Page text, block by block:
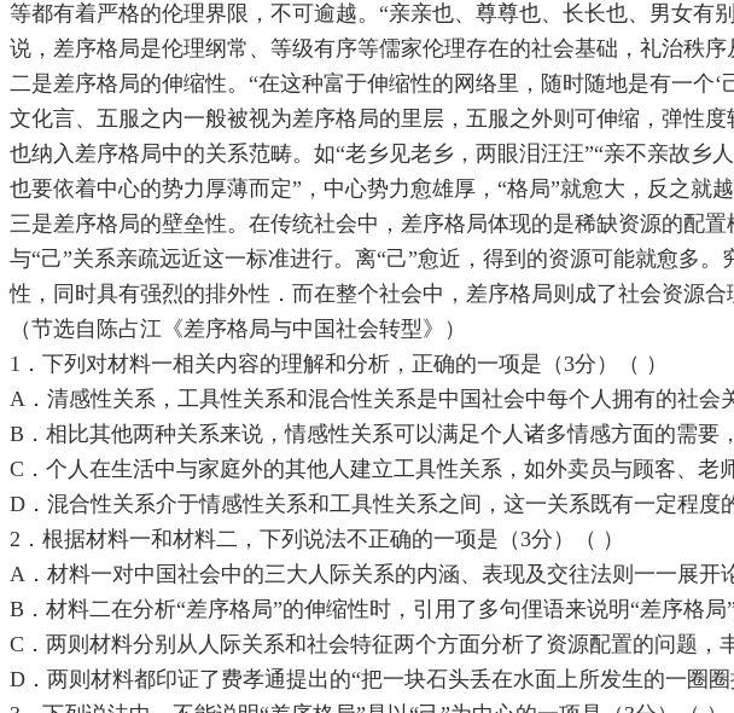
等都有着严格的伦理界限，不可逾越。“亲亲也、尊尊也、长长也、男女
说，差序格局是伦理纲常、等级有序等儒家伦理存在的社会基础，礼治秩
二是差序格局的伸缩性。“在这种富于伸缩性的网络里，随时随地是有一个
文化言、五服之内一般被视为差序格局的里层，五服之外则可伸缩，弹性
也纳入差序格局中的关系范畴。如“老乡见老乡，两眼泪汪汪”“亲不亲故乡
也要依着中心的势力厚薄而定”，中心势力愈雄厚，“格局”就愈大，反之就越
三是差序格局的壁垒性。在传统社会中，差序格局体现的是稀缺资源的配
与“己”关系亲疏远近这一标准进行。离“己”愈近，得到的资源可能就愈多
性，同时具有强烈的排外性．而在整个社会中，差序格局则成了社会资源合
（节选自陈占江《差序格局与中国社会转型》）
1．下列对材料一相关内容的理解和分析，正确的一项是（3分）（ ）
A．清感性关系，工具性关系和混合性关系是中国社会中每个人拥有的社会
B．相比其他两种关系来说，情感性关系可以满足个人诸多情感方面的需要
C．个人在生活中与家庭外的其他人建立工具性关系，如外卖员与顾客、老
D．混合性关系介于情感性关系和工具性关系之间，这一关系既有一定程
2．根据材料一和材料二，下列说法不正确的一项是（3分）（ ）
A．材料一对中国社会中的三大人际关系的内涵、表现及交往法则一一展开
B．材料二在分析“差序格局”的伸缩性时，引用了多句俚语来说明“差序格局
C．两则材料分别从人际关系和社会特征两个方面分析了资源配置的问题，
D．两则材料都印证了费孝通提出的“把一块石头丢在水面上所发生的一圈圈